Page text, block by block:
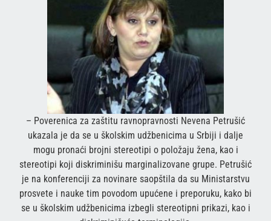
– Poverenica za zaštitu ravnopravnosti Nevena Petrušić
ukazala je da se u školskim udžbenicima u Srbiji i dalje
mogu pronaći brojni stereotipi o položaju žena, kao i
stereotipi koji diskriminišu marginalizovane grupe. Petrušić
je na konferenciji za novinare saopštila da su Ministarstvu
prosvete i nauke tim povodom upućene i preporuku, kako bi
se u školskim udžbenicima izbegli stereotipni prikazi, kao i